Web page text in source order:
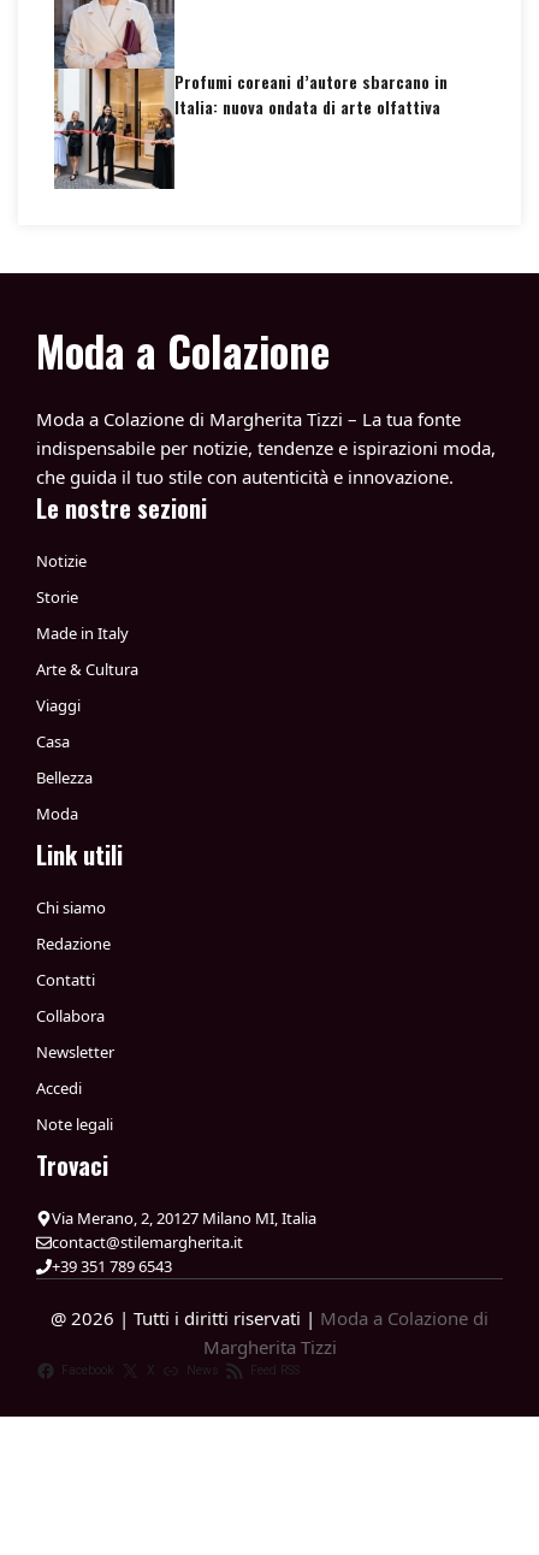
Profumi coreani d’autore sbarcano in
Italia: nuova ondata di arte olfattiva
Moda a Colazione
Moda a Colazione di Margherita Tizzi – La tua fonte
indispensabile per notizie, tendenze e ispirazioni moda,
che guida il tuo stile con autenticità e innovazione.
Le nostre sezioni
Notizie
Storie
Made in Italy
Arte & Cultura
Viaggi
Casa
Bellezza
Moda
Link utili
Chi siamo
Redazione
Contatti
Collabora
Newsletter
Accedi
Note legali
Trovaci
Via Merano, 2, 20127 Milano MI, Italia
contact@stilemargherita.it
+39 351 789 6543
@ 2026 | Tutti i diritti riservati | Moda a Colazione di
Margherita Tizzi
Facebook X News Feed RSS